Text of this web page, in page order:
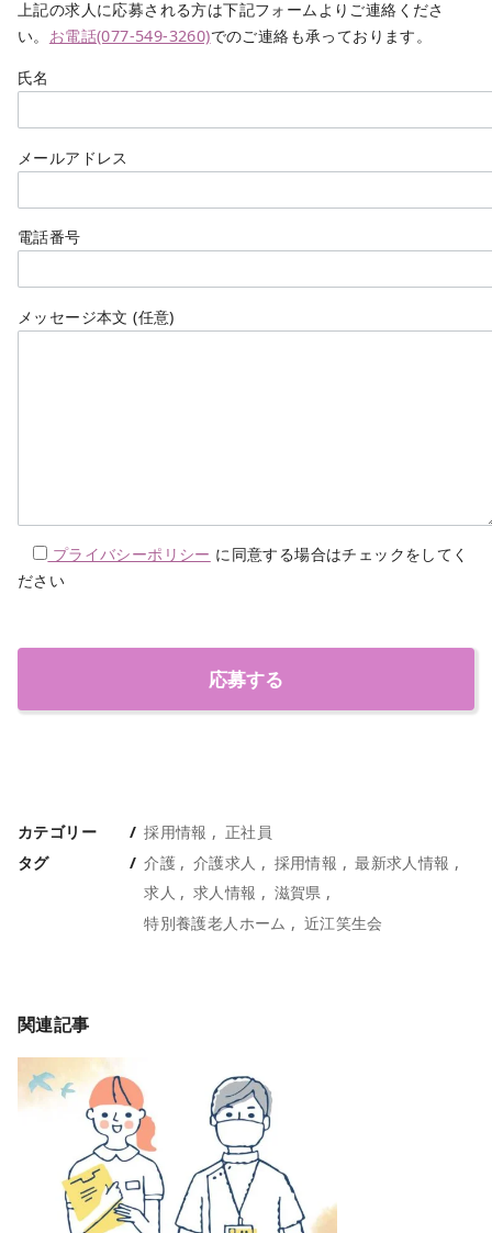
上記の求人に応募される方は下記フォームよりご連絡くださ
い。 お電話(077-549-3260)でのご連絡も承っております。
氏名
メールアドレス
電話番号
メッセージ本文 (任意)
プライバシーポリシー に同意する場合はチェックをしてく
ださい
カテゴリー 採用情報
正社員
タグ
介護 介護求人 採用情報
最新求人情報
求人
求人情報
滋賀県
特別養護老人ホーム
近江笑生会
関連記事